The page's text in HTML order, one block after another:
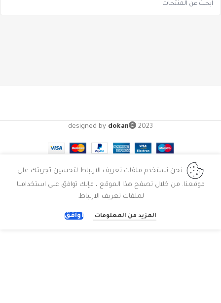
designed by dokan 2023
نحن نستخدم ملفات تعريف الارتباط لتحسين تجربتك على
موقعنا. من خلال تصفح هذا الموقع ، فإنك توافق على استخدامنا
لملفات تعريف الارتباط.
المزيد من المعلومات أوافق